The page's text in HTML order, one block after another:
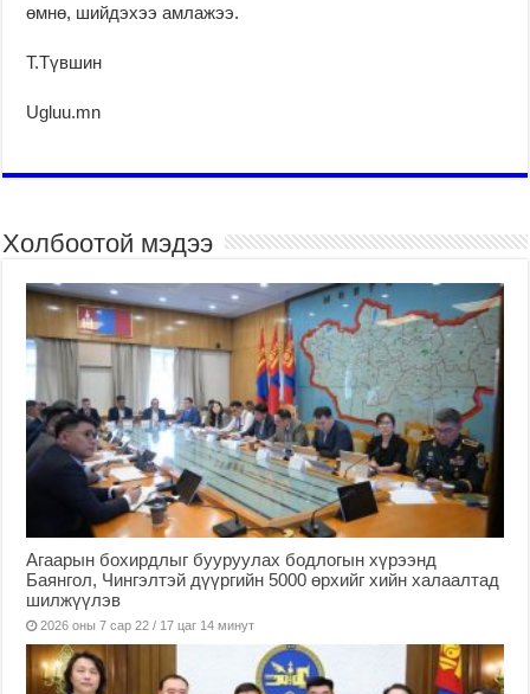
өмнө, шийдэхээ амлажээ.
Т.Түвшин
Ugluu.mn
Холбоотой мэдээ
Агаарын бохирдлыг бууруулах бодлогын хүрээнд
Баянгол, Чингэлтэй дүүргийн 5000 өрхийг хийн халаалтад
шилжүүлэв
2026 оны 7 сар 22 / 17 цаг 14 минут